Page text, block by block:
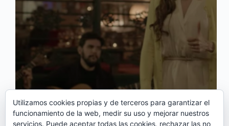
Utilizamos cookies propias y de terceros para garantizar el
funcionamiento de la web, medir su uso y mejorar nuestros
servicios. Puede aceptar todas las cookies, rechazar las no